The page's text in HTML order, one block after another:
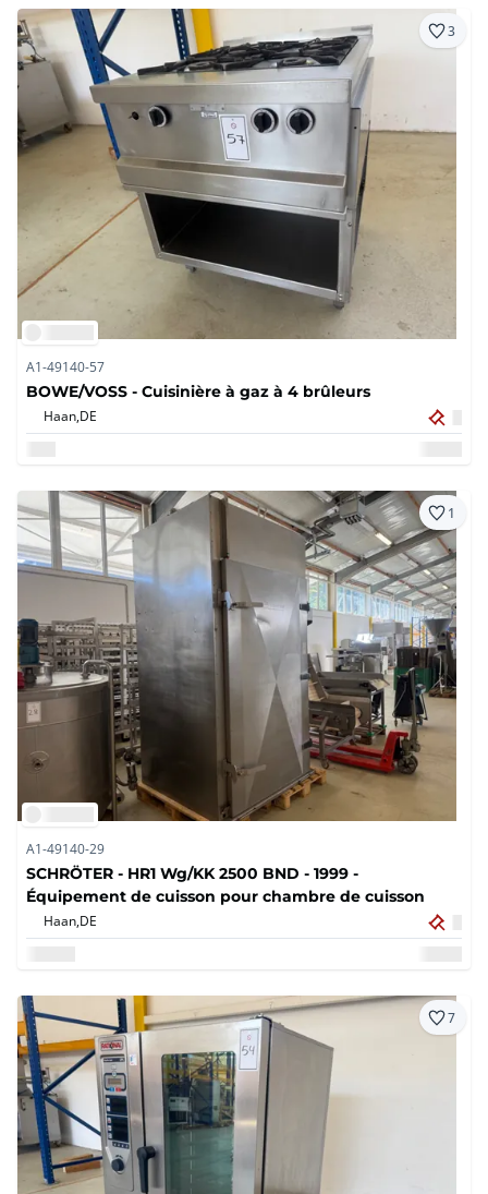
3
A1-49140-57
BOWE/VOSS - Cuisinière à gaz à 4 brûleurs
Haan,DE
1
A1-49140-29
SCHRÖTER - HR1 Wg/KK 2500 BND - 1999 -
Équipement de cuisson pour chambre de cuisson
Haan,DE
7